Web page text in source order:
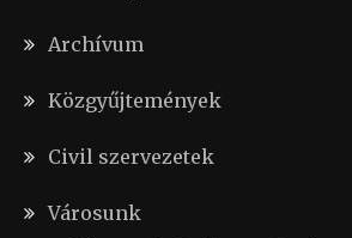
Archívum
Közgyűjtemények
Civil szervezetek
Városunk